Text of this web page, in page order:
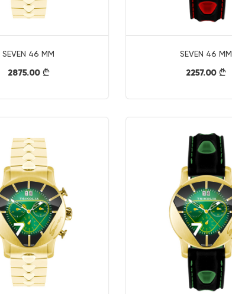
SEVEN 46 MM
2875.00 }
SEVEN 46 MM
2257.00 }